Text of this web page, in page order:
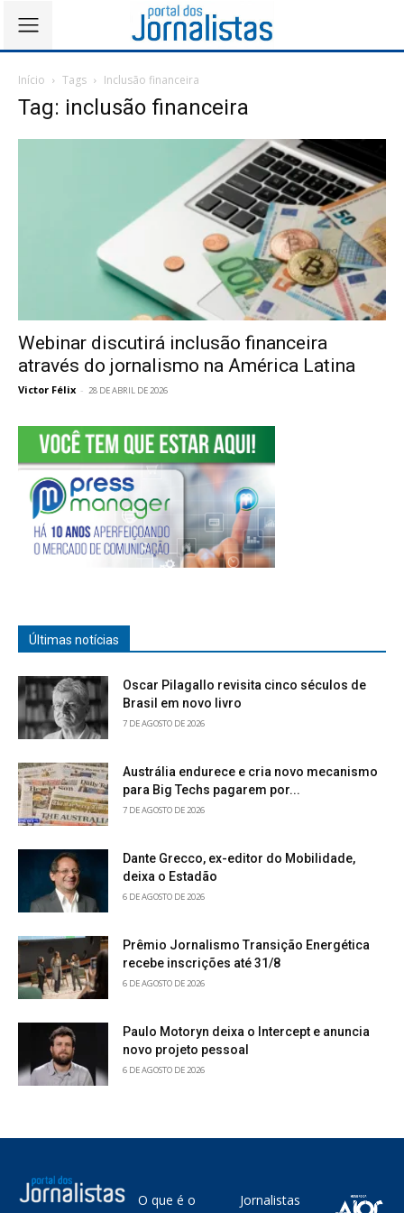
Início Tags Inclusão financeira
Tag: inclusão financeira
Webinar discutirá inclusão financeira
através do jornalismo na América Latina
Victor Félix - 28 DE ABRIL DE 2026
Últimas notícias
Oscar Pilagallo revisita cinco séculos de
Brasil em novo livro
7 DE AGOSTO DE 2026
Austrália endurece e cria novo mecanismo
para Big Techs pagarem por...
7 DE AGOSTO DE 2026
Dante Grecco, ex-editor do Mobilidade,
deixa o Estadão
6 DE AGOSTO DE 2026
Prêmio Jornalismo Transição Energética
recebe inscrições até 31/8
6 DE AGOSTO DE 2026
Paulo Motoryn deixa o Intercept e anuncia
novo projeto pessoal
6 DE AGOSTO DE 2026
O que é o Jornalistas